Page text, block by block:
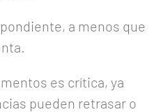
a menos que
es crítica, ya
pueden retrasar o